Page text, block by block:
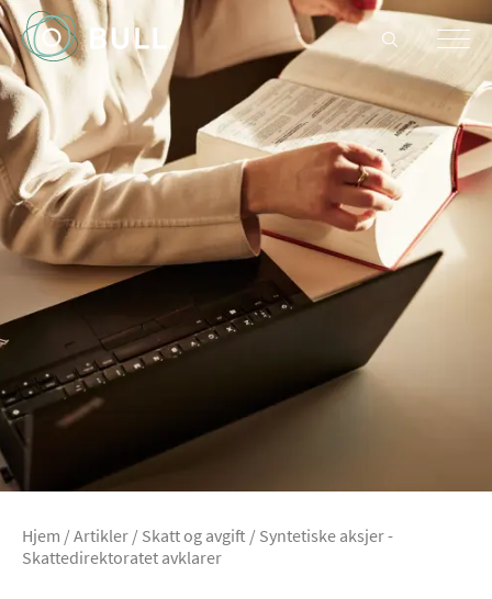
Hjem /Artikler / Skatt og avgift / Syntetiske aksjer -
Skattedirektoratet avklarer